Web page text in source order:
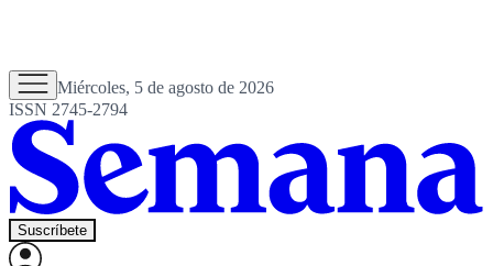
Miércoles, 5 de agosto de 2026
ISSN 2745-2794
Suscríbete